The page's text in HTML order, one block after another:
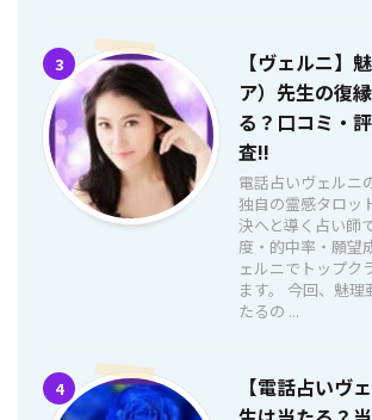
3
【ヴェルニ】
ア）先生の復
る？口コミ・
査!!
電話占いヴェルニ
独自の霊感タロッ
決へと導く占い師
度・的中率・願望
ェルニでトップク
ます。 今回、魅
たるの ...
4
【電話占いヴ